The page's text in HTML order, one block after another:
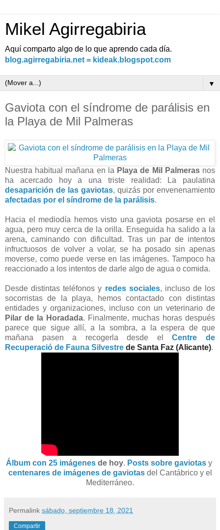
Mikel Agirregabiria
Aquí comparto algo de lo que aprendo cada día.
blog.agirregabiria.net = kideak.blogspot.com
▼
Gaviota con el síndrome de parálisis en
la Playa de Mil Palmeras
Nuestra habitual mañana en la Playa de Mil Palmerasnos
ha acercado hoy a una triste realidad: La paulatina
desaparición de las gaviotas, quizás por envenenamiento
afectadas por el síndrome de la parálisis.
Hacia el mediodía hemos visto una gaviota posarse en el
agua, pero muy cerca de la orilla. Enseguida ha salido a la
arena, caminando con dificultad. Tras un par de intentos
infructuosos de volver a volar, se ha posado sin apenas
moverse, como puede verse en las imágenes. Tampoco ha
reaccionado a los intentos de darle algo de agua o comida.
Desde distintas teléfonos y redes sociales, incluso de los
socorristas de la playa, hemos contactado con distintas
entidades y organizaciones, incluso con un veterinario de
Pilar de la Horadada. Finalmente, muchas horas después
parece que sigue allí, a la sombra, a la espera de que
mañana pasen a recogerla desde elCentre de
Recuperació de Fauna Silvestre de Santa Faz (Alicante).
Álbum con 25 imágenes de hoy. Posts sobre gaviotas y
centenares de imágenes de gaviotasdel Cantábrico y el
Mediterráneo.
Permalink sábado, septiembre 18, 2021
Compartir